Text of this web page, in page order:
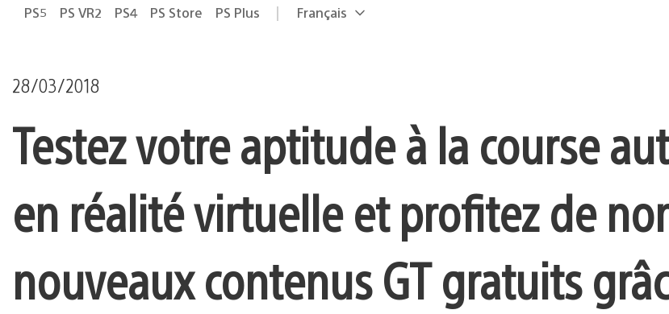
PS5 PS VR2 PS4 PS Store PS Plus Choisir
Région
Français
28/03/2018
Testez votre aptitude à la course
en réalité virtuelle et profitez de
nouveaux contenus GT gratuits